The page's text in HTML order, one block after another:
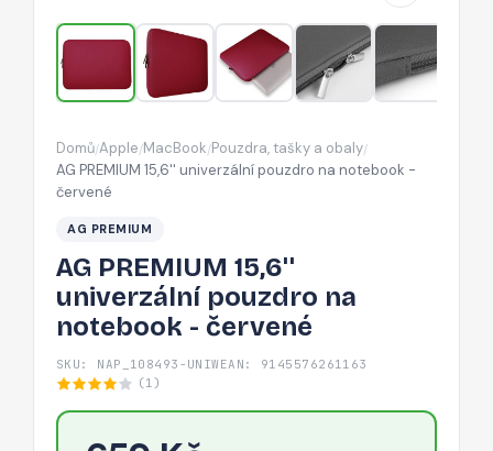
notebook
-
červené
Domů/Apple/MacBook/Pouzdra, tašky a obaly/
AG PREMIUM 15,6'' univerzální pouzdro na notebook -
červené
AG PREMIUM
AG PREMIUM 15,6''
univerzální pouzdro na
notebook - červené
SKU: NAP_108493-UNIWEAN: 9145576261163
(1)